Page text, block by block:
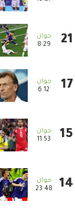
8:29
6:12
11:53
23:48